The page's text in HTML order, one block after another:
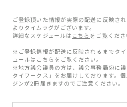
ご登録頂いた情報が実際の配送に反映さ
よりタイムラグがございます。
詳細なスケジュールは こちら をご覧くださ
※ご登録情報が配送に反映されるまでタ
ュールはこちらをご覧ください。
※地方議会議員の方は、議会事務局宛に
タイワークス」をお届けしております。
ジンが2冊届きますのでご注意ください。